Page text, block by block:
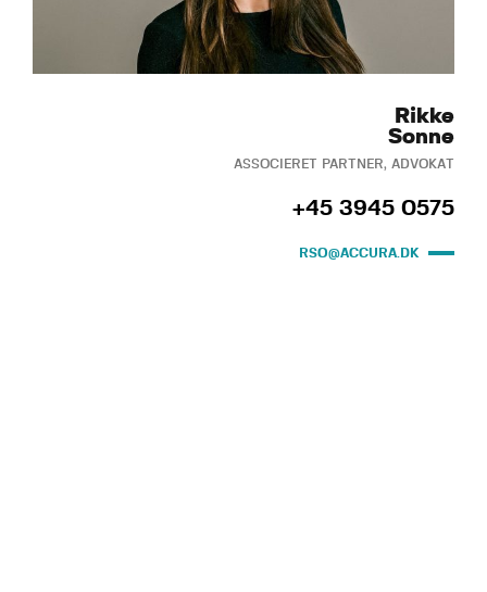
Rikke
Sonne
ASSOCIERET PARTNER, ADVOKAT
+45 3945 0575
RSO@ACCURA.DK